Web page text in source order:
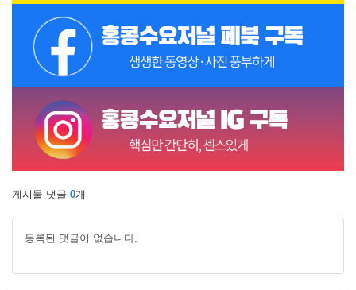
게시물 댓글 0개
등록된 댓글이 없습니다.